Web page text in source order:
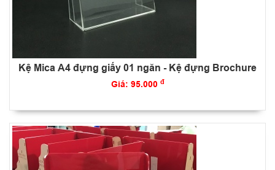
Kệ Mica A4 đựng giấy 01 ngăn - Kệ đựng Brochure
Giá: 95.000 đ